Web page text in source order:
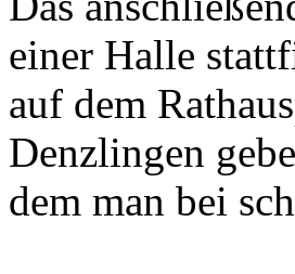
einer Halle
auf dem
Denzlingen
dem man bei